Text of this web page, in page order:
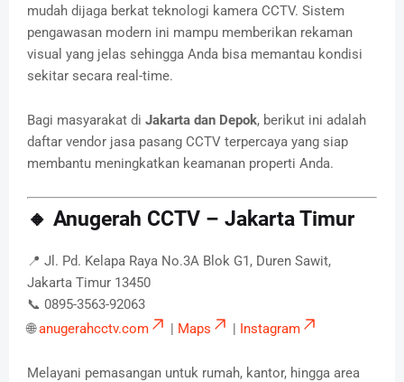
mudah dijaga berkat teknologi kamera CCTV. Sistem
pengawasan modern ini mampu memberikan rekaman
visual yang jelas sehingga Anda bisa memantau kondisi
sekitar secara real-time.
Bagi masyarakat di Jakarta dan Depok, berikut ini adalah
daftar vendor jasa pasang CCTV terpercaya yang siap
membantu meningkatkan keamanan properti Anda.
🔸 Anugerah CCTV – Jakarta Timur
📍 Jl. Pd. Kelapa Raya No.3A Blok G1, Duren Sawit,
Jakarta Timur 13450
📞 0895-3563-92063
🌐anugerahcctv.com | Maps | Instagram
Melayani pemasangan untuk rumah, kantor, hingga area